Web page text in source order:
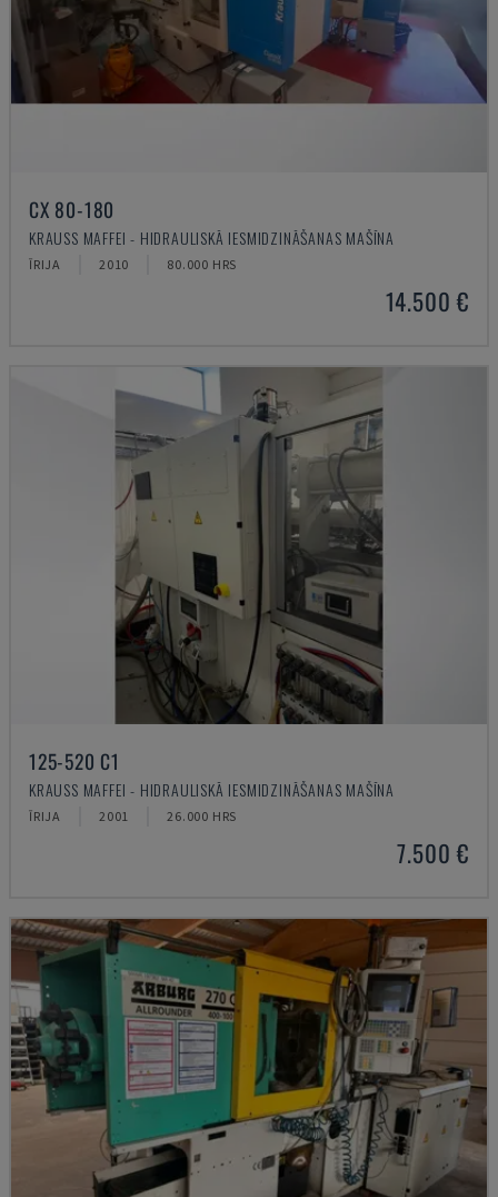
CX 80-180
KRAUSS MAFFEI - HIDRAULISKĀ IESMIDZINĀŠANAS MAŠĪNA
ĪRIJA 2010 80.000 HRS
14.500 €
125-520 C1
KRAUSS MAFFEI - HIDRAULISKĀ IESMIDZINĀŠANAS MAŠĪNA
ĪRIJA 2001 26.000 HRS
7.500 €